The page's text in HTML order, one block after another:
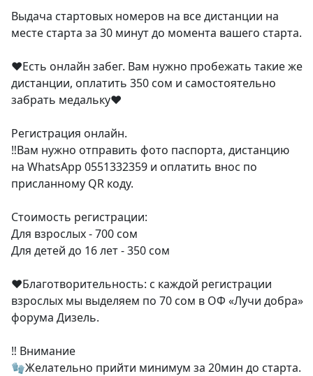
Выдача стартовых номеров на все дистанции на
месте старта за 30 минут до момента вашего старта.
♥️Есть онлайн забег. Вам нужно пробежать такие же
дистанции, оплатить 350 сом и самостоятельно
забрать медальку♥️
Регистрация онлайн.
‼️Вам нужно отправить фото паспорта, дистанцию
на WhatsApp 0551332359 и оплатить внос по
присланному QR коду.
Стоимость регистрации:
Для взрослых - 700 сом
Для детей до 16 лет - 350 сом
❤️Благотворительность: с каждой регистрации
взрослых мы выделяем по 70 сом в ОФ «Лучи добра»
форума Дизель.
‼️ Внимание
🧤Желательно прийти минимум за 20мин до старта.